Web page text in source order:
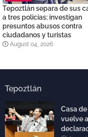
Tepoztlán separa de sus
a tres policías; investigan
presuntos abusos contra
ciudadanos y turistas
August 04, 2026
Tepoztlán
Casa
vuelve